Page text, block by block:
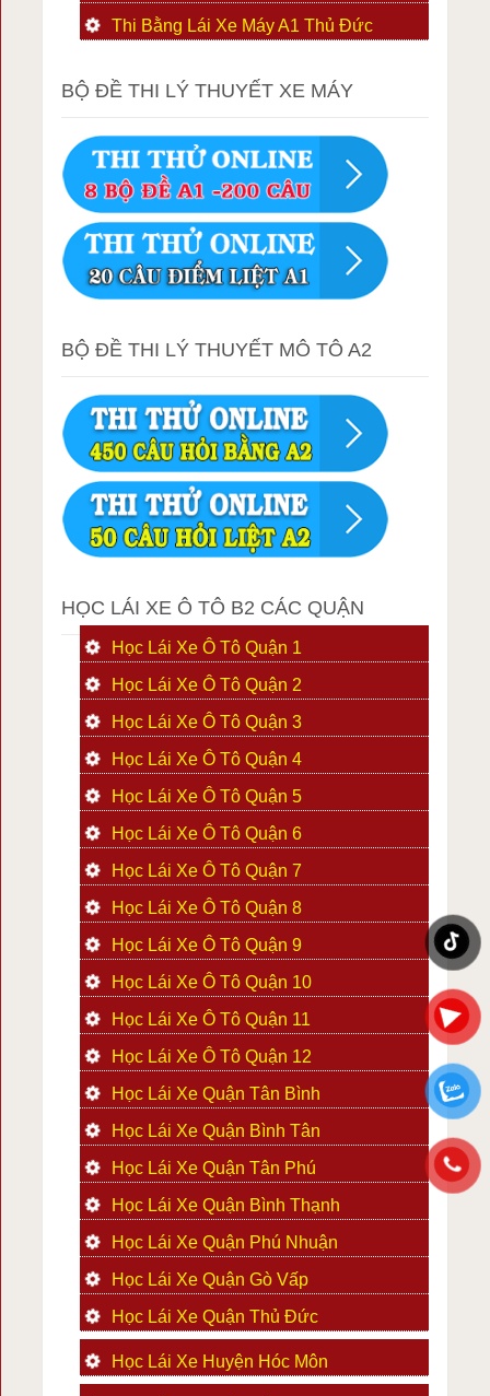
Thi Bằng Lái Xe Máy A1 Thủ Đức
BỘ ĐỀ THI LÝ THUYẾT XE MÁY
BỘ ĐỀ THI LÝ THUYẾT MÔ TÔ A2
HỌC LÁI XE Ô TÔ B2 CÁC QUẬN
Học Lái Xe Ô Tô Quận 1
Học Lái Xe Ô Tô Quận 2
Học Lái Xe Ô Tô Quận 3
Học Lái Xe Ô Tô Quận 4
Học Lái Xe Ô Tô Quận 5
Học Lái Xe Ô Tô Quận 6
Học Lái Xe Ô Tô Quận 7
Học Lái Xe Ô Tô Quận 8
Học Lái Xe Ô Tô Quận 9
Học Lái Xe Ô Tô Quận 10
Học Lái Xe Ô Tô Quận 11
Học Lái Xe Ô Tô Quận 12
Học Lái Xe Quận Tân Bình
Học Lái Xe Quận Bình Tân
Học Lái Xe Quận Tân Phú
Học Lái Xe Quận Bình Thạnh
Học Lái Xe Quận Phú Nhuận
Học Lái Xe Quận Gò Vấp
Học Lái Xe Quận Thủ Đức
Học Lái Xe Huyện Hóc Môn